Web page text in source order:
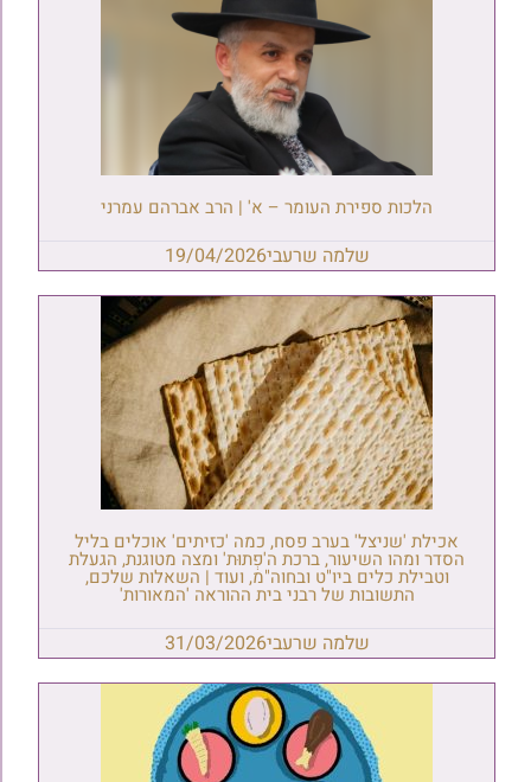
הלכות ספירת העומר – א' | הרב אברהם עמרני
שלמה שרעבי19/04/2026
אכילת 'שניצל' בערב פסח, כמה 'כזיתים' אוכלים בליל
הסדר ומהו השיעור, ברכת ה'פְתוּת' ומצה מטוגנת, הגעלת
וטבילת כלים ביו"ט ובחוה"מ, ועוד | השאלות שלכם,
התשובות של רבני בית ההוראה 'המאורות'
שלמה שרעבי31/03/2026